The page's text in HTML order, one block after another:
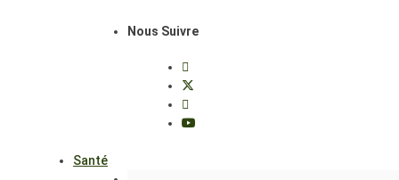
Nous Suivre
Santé